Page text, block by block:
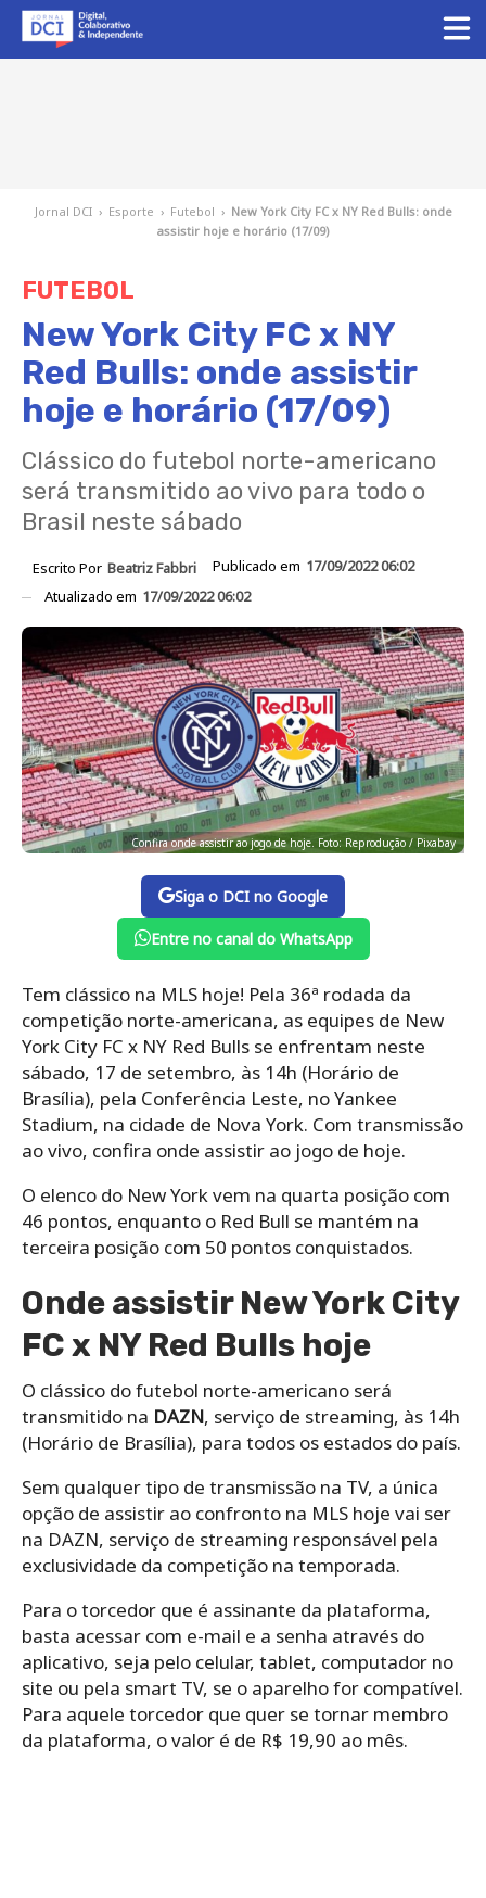
Jornal DCI › Esporte › Futebol › New York City FC x NY Red Bulls: onde
assistir hoje e horário (17/09)
FUTEBOL
New York City FC x NY
Red Bulls: onde assistir
hoje e horário (17/09)
Clássico do futebol norte-americano
será transmitido ao vivo para todo o
Brasil neste sábado
Escrito Por Beatriz Fabbri Publicado em 17/09/2022 06:02
Atualizado em 17/09/2022 06:02
Confira onde assistir ao jogo de hoje. Foto: Reprodução / Pixabay
Siga o DCI no Google
Entre no canal do WhatsApp
Tem clássico na MLS hoje! Pela 36ª rodada da
competição norte-americana, as equipes de New
York City FC x NY Red Bulls se enfrentam neste
sábado, 17 de setembro, às 14h (Horário de
Brasília), pela Conferência Leste, no Yankee
Stadium, na cidade de Nova York. Com transmissão
ao vivo, confira onde assistir ao jogo de hoje.
O elenco do New York vem na quarta posição com
46 pontos, enquanto o Red Bull se mantém na
terceira posição com 50 pontos conquistados.
Onde assistir New York City
FC x NY Red Bulls hoje
O clássico do futebol norte-americano será
transmitido na DAZN, serviço de streaming, às 14h
(Horário de Brasília), para todos os estados do país.
Sem qualquer tipo de transmissão na TV, a única
opção de assistir ao confronto na MLS hoje vai ser
na DAZN, serviço de streaming responsável pela
exclusividade da competição na temporada.
Para o torcedor que é assinante da plataforma,
basta acessar com e-mail e a senha através do
aplicativo, seja pelo celular, tablet, computador no
site ou pela smart TV, se o aparelho for compatível.
Para aquele torcedor que quer se tornar membro
da plataforma, o valor é de R$ 19,90 ao mês.